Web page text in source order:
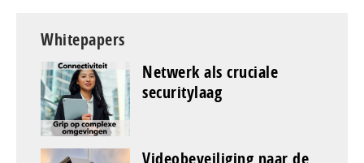
Whitepapers
Netwerk als cruciale
securitylaag